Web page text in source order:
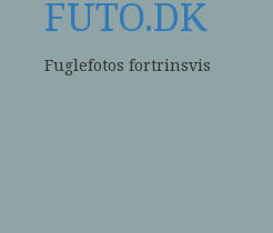
FUTO.DK
Fuglefotos fortrinsvis